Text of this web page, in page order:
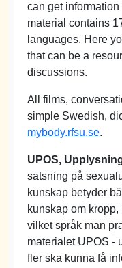
can get
material contains
languages. Here
that can be a
discussions.
All films,
simple Swedish,
mybody.rfsu.se.
UPOS,
satsning på
kunskap betyder
kunskap om
vilket språk man
materialet UPOS -
fler ska kunna få